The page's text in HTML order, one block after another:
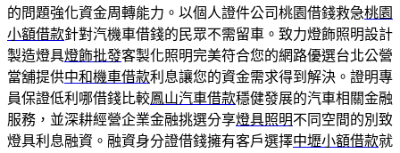
的問題強化資金周轉能力。以個人證件公司桃園借錢救急桃園
小額借款針對汽機車借錢的民眾不需留車。致力燈飾照明設計
製造燈具燈飾批發客製化照明完美符合您的網路優選台北公營
當舖提供中和機車借款利息讓您的資金需求得到解決。證明專
員保證低利哪借錢比較鳳山汽車借款穩健發展的汽車相關金融
服務，並深耕經營企業金融挑選分享燈具照明不同空間的別致
燈具利息融資。融資身分證借錢擁有客戶選擇中壢小額借款就